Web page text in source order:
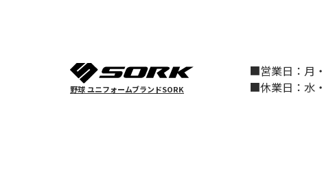
野球 ユニフォームブランドSORK
■営業日：月
■休業日：水